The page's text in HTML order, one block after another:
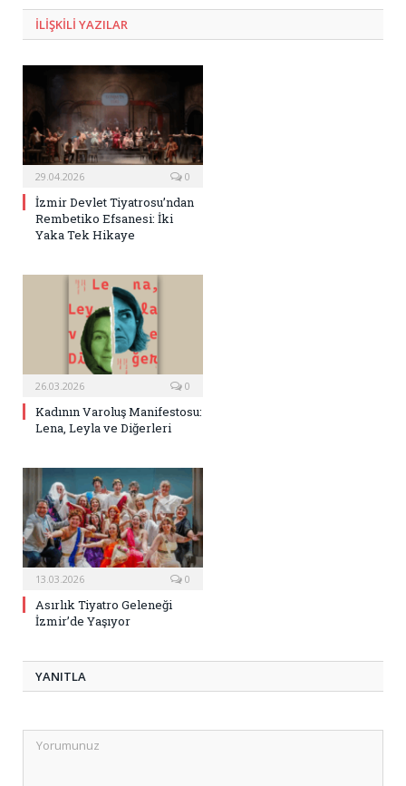
ILIŞKILI YAZILAR
29.04.2026 0
İzmir Devlet Tiyatrosu’ndan
Rembetiko Efsanesi: İki
Yaka Tek Hikaye
26.03.2026 0
Kadının Varoluş Manifestosu:
Lena, Leyla ve Diğerleri
13.03.2026 0
Asırlık Tiyatro Geleneği
İzmir’de Yaşıyor
YANITLA